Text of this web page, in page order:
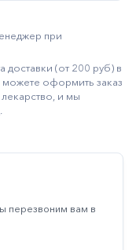
при
доставки (от 200 руб) в
оформить заказ
и мы
перезвоним вам в